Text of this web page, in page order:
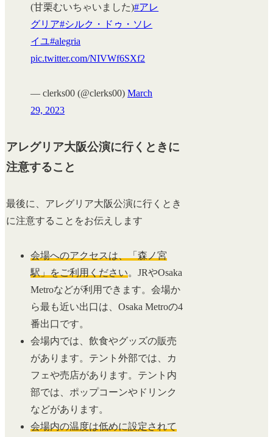
(甘栗むいちゃいました)#アレ
グリア#シルク・ドゥ・ソレ
イユ#alegria
pic.twitter.com/NIVWf6SXf2
— clerks00 (@clerks00)March
29, 2023
アレグリア大阪公演に行くときに
注意すること
最後に、アレグリア大阪公演に行くとき
に注意することをお伝えします
会場へのアクセスは、「森ノ宮
駅」をご利用ください。JRやOsaka
Metroなどが利用できます。会場か
ら最も近い出口は、Osaka Metroの4
番出口です。
会場内では、飲食やグッズの販売
があります。テント外部では、カ
フェや売店があります。テント内
部では、ポップコーンやドリンク
などがあります。
会場内の温度は低めに設定されて